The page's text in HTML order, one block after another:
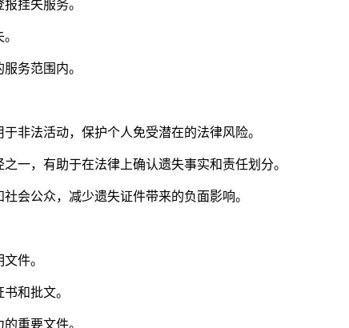
挂失服务。
务范围内。
非法活动，保护个人免受潜在的法律风险。
一，有助于在法律上确认遗失事实和责任划分。
会公众，减少遗失证件带来的负面影响。
件。
和批文。
重要文件。